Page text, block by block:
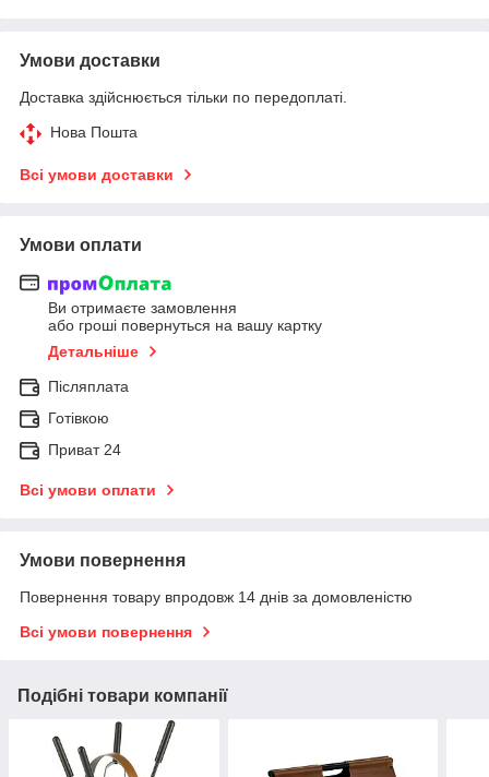
Умови доставки
Доставка здійснюється тільки по передоплаті.
Нова Пошта
Всі умови доставки
Умови оплати
Ви отримаєте замовлення
або гроші повернуться на вашу картку
Детальніше
Післяплата
Готівкою
Приват 24
Всі умови оплати
Умови повернення
Повернення товару впродовж 14 днів за домовленістю
Всі умови повернення
Подібні товари компанії